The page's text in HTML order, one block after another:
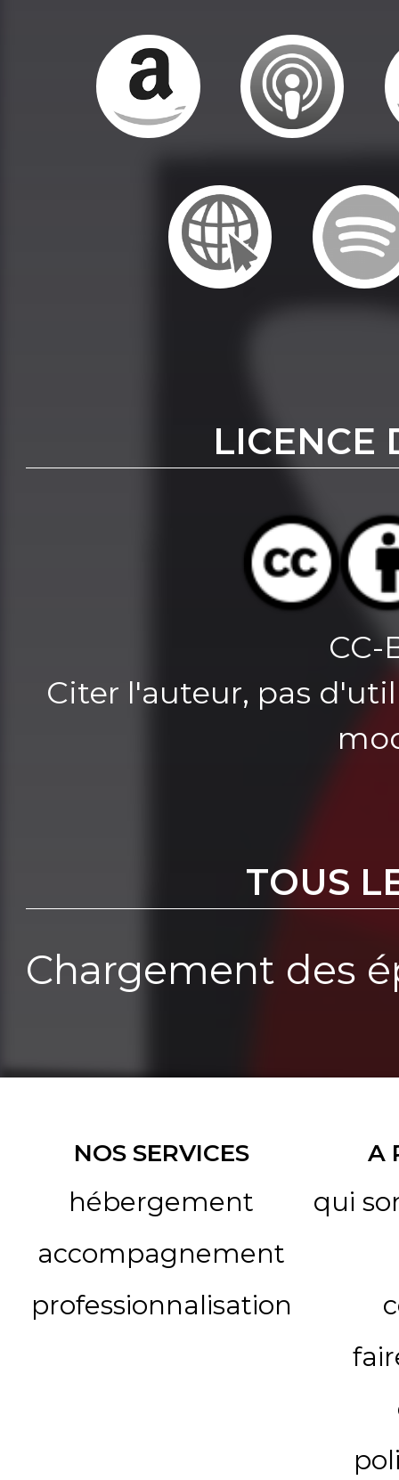
LICENCE
CC-
Citer l'auteur, pas
TOUS
Chargement des
NOS SERVICES
hébergement
accompagnement
professionnalisation
A
qui